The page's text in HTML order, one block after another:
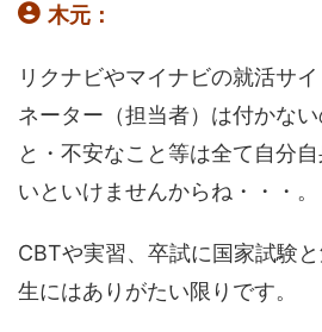
木元：
リクナビやマイナビの就活サ
ネーター（担当者）は付かな
と・不安なこと等は全て自分
いといけませんからね・・・。
CBTや実習、卒試に国家試験
生にはありがたい限りです。